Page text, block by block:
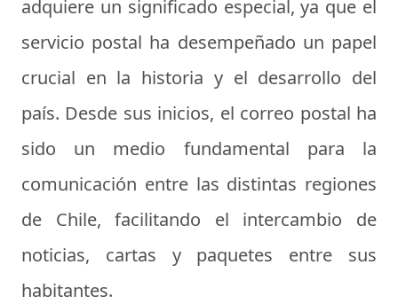
adquiere un significado especial, ya que el
servicio postal ha desempeñado un papel
crucial en la historia y el desarrollo del
país. Desde sus inicios, el correo postal ha
sido un medio fundamental para la
comunicación entre las distintas regiones
de Chile, facilitando el intercambio de
noticias, cartas y paquetes entre sus
habitantes.